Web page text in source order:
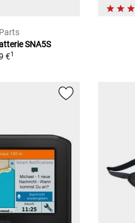
SNA5S
€1